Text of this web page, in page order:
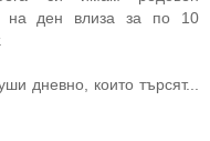
на ден влиза за по 10
дневно, които търсят...